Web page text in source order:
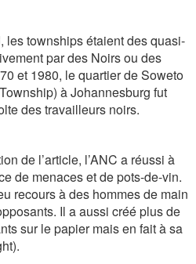
townships étaient des quasi-
par des Noirs ou des
et 1980, le quartier de Soweto
à Johannesburg fut
des travailleurs noirs.
l’article, l’ANC a réussi à
de menaces et de pots-de-vin.
recours à des hommes de main
Il a aussi créé plus de
sur le papier mais en fait à sa